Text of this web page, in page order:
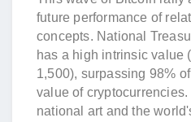
future performance of
concepts. National
has a high intrinsic value
1,500), surpassing 98%
value of
national art and the